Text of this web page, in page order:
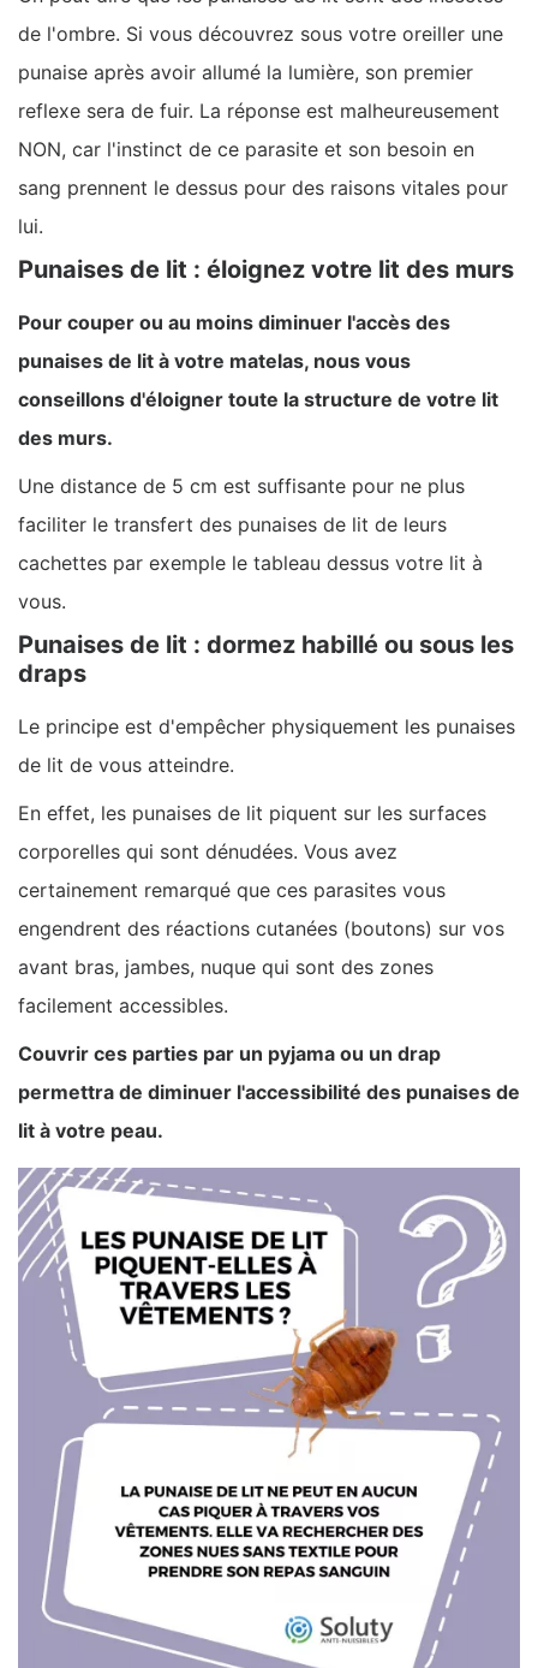
de l'ombre. Si vous découvrez sous votre oreiller une
punaise après avoir allumé la lumière, son premier
reflexe sera de fuir. La réponse est malheureusement
NON, car l'instinct de ce parasite et son besoin en
sang prennent le dessus pour des raisons vitales pour
lui.
Punaises de lit : éloignez votre lit des murs
Pour couper ou au moins diminuer l'accès des
punaises de lit à votre matelas, nous vous
conseillons d'éloigner toute la structure de votre lit
des murs.
Une distance de 5 cm est suffisante pour ne plus
faciliter le transfert des punaises de lit de leurs
cachettes par exemple le tableau dessus votre lit à
vous.
Punaises de lit : dormez habillé ou sous les
draps
Le principe est d'empêcher physiquement les punaises
de lit de vous atteindre.
En effet, les punaises de lit piquent sur les surfaces
corporelles qui sont dénudées. Vous avez
certainement remarqué que ces parasites vous
engendrent des réactions cutanées (boutons) sur vos
avant bras, jambes, nuque qui sont des zones
facilement accessibles.
Couvrir ces parties par un pyjama ou un drap
permettra de diminuer l'accessibilité des punaises de
lit à votre peau.